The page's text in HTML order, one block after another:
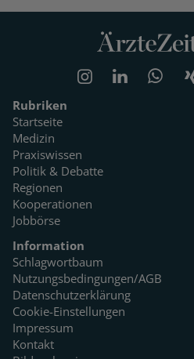
Rubriken
Startseite
Medizin
Praxiswissen
Politik & Debatte
Regionen
Kooperationen
Jobbörse
Information
Schlagwortbaum
Nutzungsbedingungen/AGB
Datenschutzerklärung
Cookie-Einstellungen
Impressum
Kontakt